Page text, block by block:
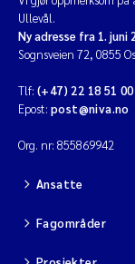
Ullevål.
Ny adresse fra 1. juni
Sognsveien 72, 0855
Tlf: (+47) 22 18 51 00
Epost: post@niva.no
Org. nr: 855869942
Ansatte
Fagområder